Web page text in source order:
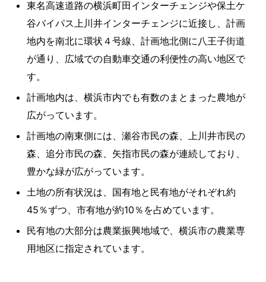
東名高速道路の横浜町田インターチェンジや保土ケ
谷バイパス上川井インターチェンジに近接し、計画
地内を南北に環状４号線、計画地北側に八王子街道
が通り、広域での自動車交通の利便性の高い地区で
す。
計画地内は、横浜市内でも有数のまとまった農地が
広がっています。
計画地の南東側には、瀬谷市民の森、上川井市民の
森、追分市民の森、矢指市民の森が連続しており、
豊かな緑が広がっています。
土地の所有状況は、国有地と民有地がそれぞれ約
45％ずつ、市有地が約10％を占めています。
民有地の大部分は農業振興地域で、横浜市の農業専
用地区に指定されています。